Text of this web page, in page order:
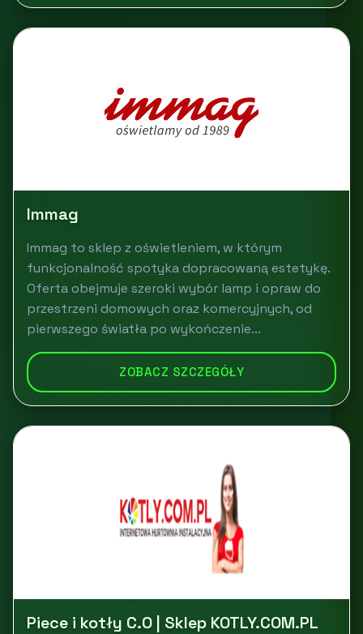
Immag
Immag to sklep z oświetleniem, w którym
funkcjonalność spotyka dopracowaną estetykę.
Oferta obejmuje szeroki wybór lamp i opraw do
przestrzeni domowych oraz komercyjnych, od
pierwszego światła po wykończenie...
ZOBACZ SZCZEGÓŁY
Piece i kotły C.O | Sklep KOTLY.COM.PL